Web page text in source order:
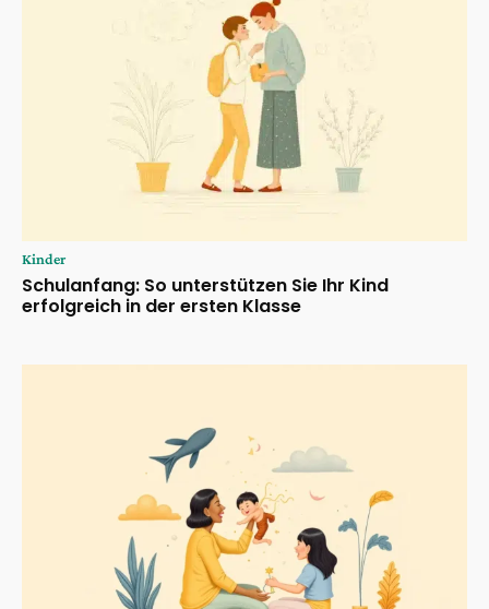
Kinder
Schulanfang: So unterstützen Sie Ihr Kind
erfolgreich in der ersten Klasse